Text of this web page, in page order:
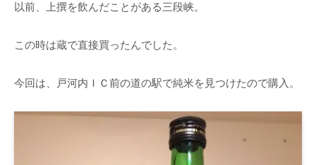
以前、上撰を飲んだことがある三段峡。
この時は蔵で直接買ったんでした。
今回は、戸河内ＩＣ前の道の駅で純米を見つけたので購入。